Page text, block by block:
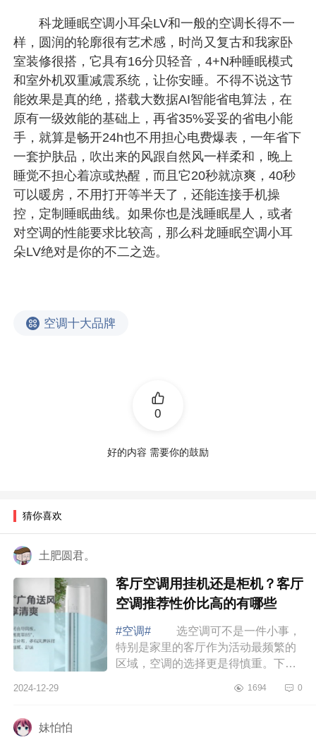
科龙睡眠空调小耳朵LV和一般的空调长得不一
样，圆润的轮廓很有艺术感，时尚又复古和我家卧
室装修很搭，它具有16分贝轻音，4+N种睡眠模式
和室外机双重减震系统，让你安睡。不得不说这节
能效果是真的绝，搭载大数据AI智能省电算法，在
原有一级效能的基础上，再省35%妥妥的省电小能
手，就算是畅开24h也不用担心电费爆表，一年省下
一套护肤品，吹出来的风跟自然风一样柔和，晚上
睡觉不担心着凉或热醒，而且它20秒就凉爽，40秒
可以暖房，不用打开等半天了，还能连接手机操
控，定制睡眠曲线。如果你也是浅睡眠星人，或者
对空调的性能要求比较高，那么科龙睡眠空调小耳
朵LV绝对是你的不二之选。
空调十大品牌
0
好的内容 需要你的鼓励
猜你喜欢
土肥圆君。
客厅空调用挂机还是柜机？客厅
空调推荐性价比高的有哪些
#空调#
选空调可不是一件小事，
特别是家里的客厅作为活动最频繁的
区域，空调的选择更是得慎重。下面
是柜机？客厅空调推荐性价比高的有
2024-12-29 1694 0
妹怕怕